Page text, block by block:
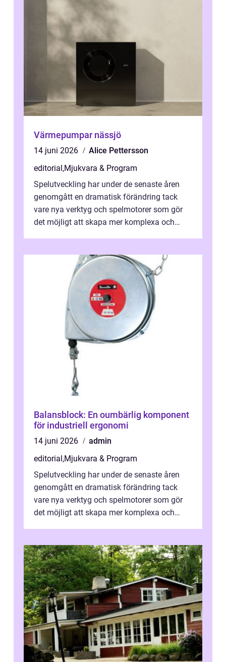
Värmepumpar nässjö
14 juni 2026
Alice Pettersson
editorial,Mjukvara & Program
Spelutveckling har under de senaste åren
genomgått en dramatisk förändring tack
vare nya verktyg och spelmotorer som gör
det möjligt att skapa mer komplexa och
Balansblock: En oumbärlig komponent
för industriell ergonomi
14 juni 2026
admin
editorial,Mjukvara & Program
Spelutveckling har under de senaste åren
genomgått en dramatisk förändring tack
vare nya verktyg och spelmotorer som gör
det möjligt att skapa mer komplexa och